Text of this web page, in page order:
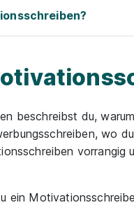
beschreibst du,
wo
ein